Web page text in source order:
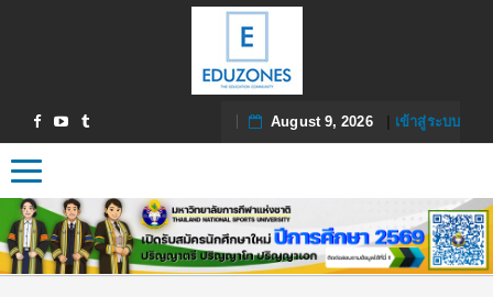
August 9, 2026| เข้าสู่ระบบ
Toggle navigation